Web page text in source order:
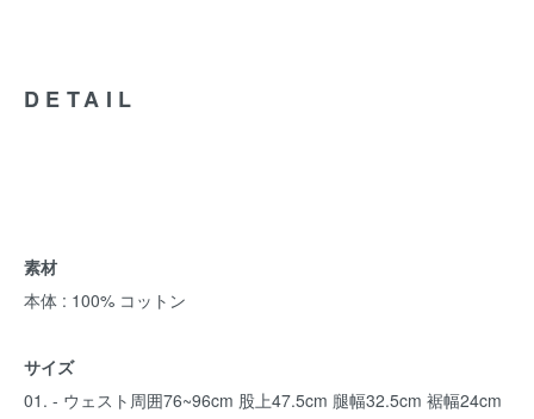
DETAIL
素材
本体 : 100% コットン
サイズ
01. - ウェスト周囲76~96cm 股上47.5cm 腿幅32.5cm 裾幅24cm